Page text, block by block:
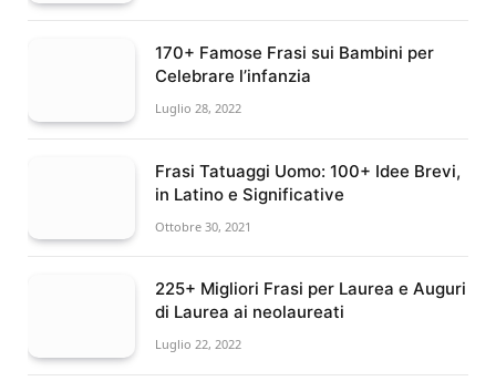
170+ Famose Frasi sui Bambini per
Celebrare l’infanzia
Luglio 28, 2022
Frasi Tatuaggi Uomo: 100+ Idee Brevi,
in Latino e Significative
Ottobre 30, 2021
225+ Migliori Frasi per Laurea e Auguri
di Laurea ai neolaureati
Luglio 22, 2022